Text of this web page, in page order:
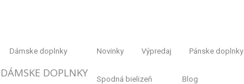
Dámske doplnky
DÁMSKE DOPLNKY
Novinky Výpredaj Pánske doplnky
Spodná bielizeň Blog